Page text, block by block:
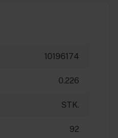
10196174
0.226
STK.
92